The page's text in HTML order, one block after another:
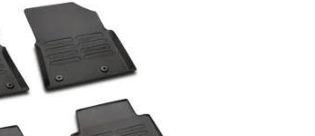
o
d
u
k